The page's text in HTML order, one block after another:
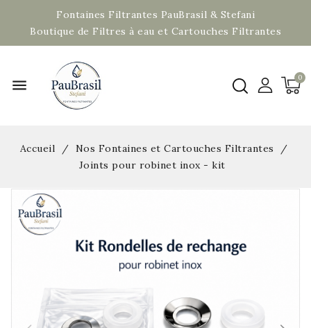
Fontaines Filtrantes PauBrasil & Stefani
Boutique de Filtres à eau et Cartouches Filtrantes
menu
Accueil
Nos Fontaines et Cartouches Filtrantes
Joints pour robinet inox - kit